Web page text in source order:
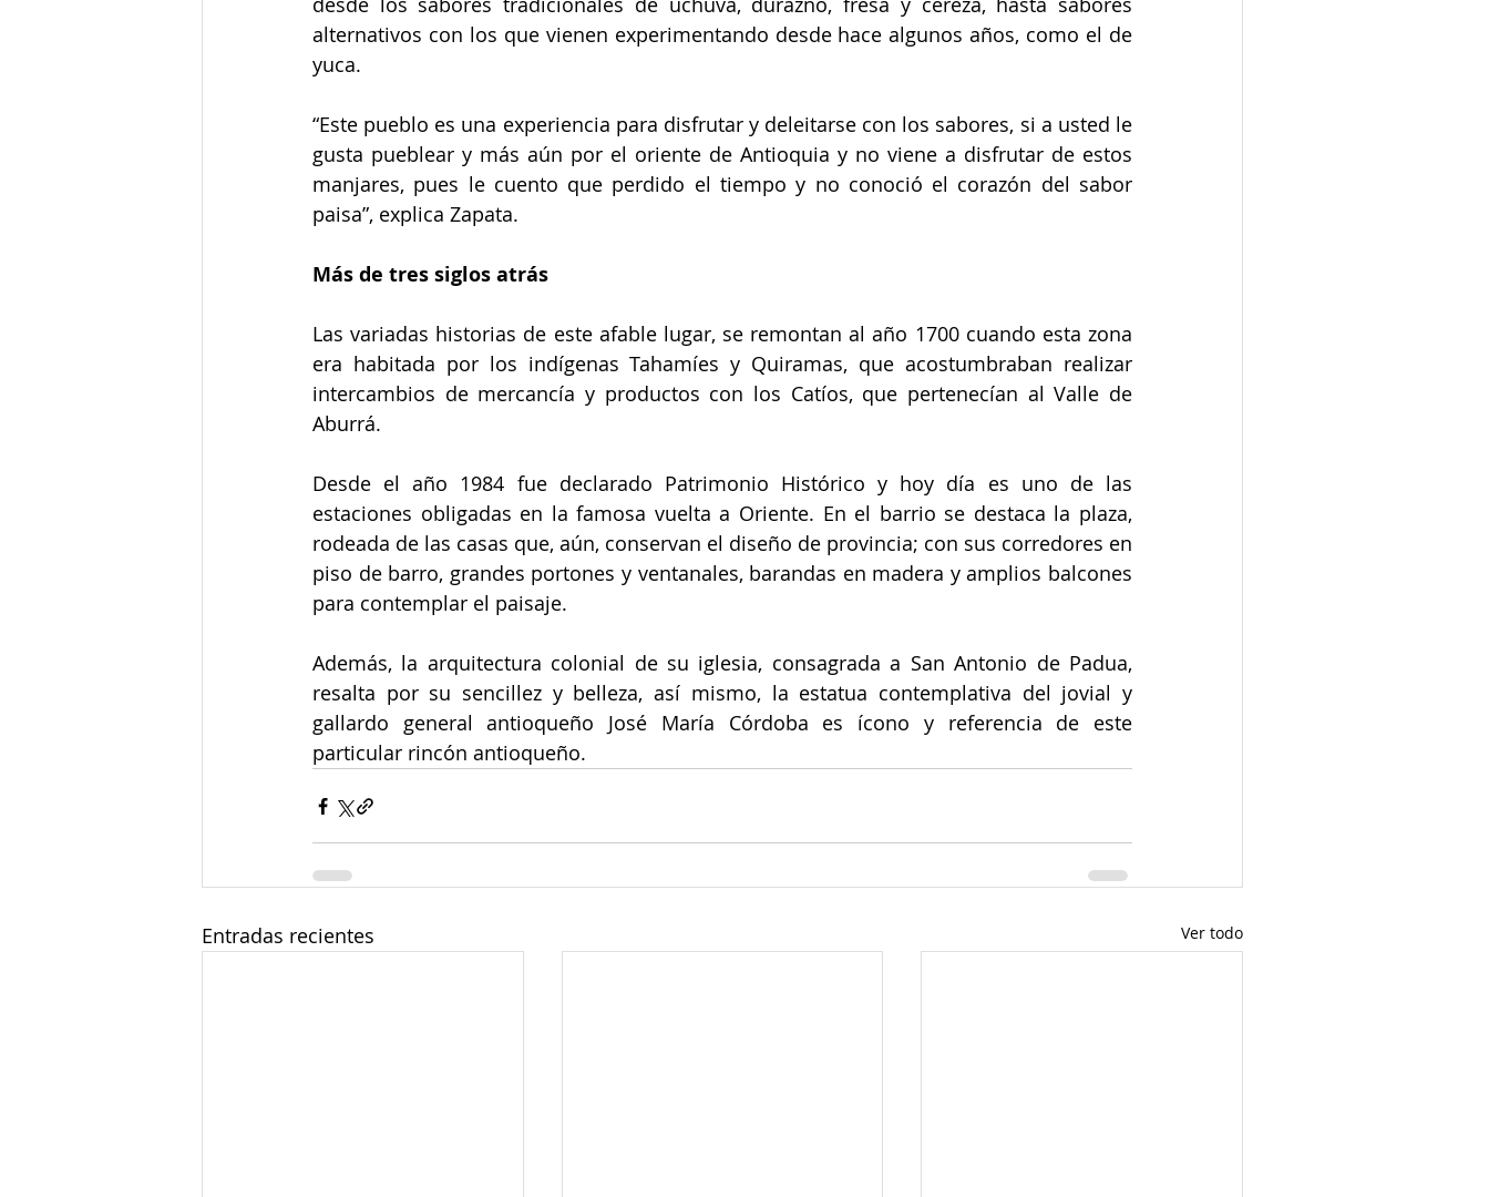
alternativos con los que vienen experimentando desde hace algunos años, como el de
yuca.
“Este pueblo es una experiencia para disfrutar y deleitarse con los sabores, si a usted le
gusta pueblear y más aún por el oriente de Antioquia y no viene a disfrutar de estos
manjares, pues le cuento que perdido el tiempo y no conoció el corazón del sabor
paisa”, explica Zapata.
Más de tres siglos atrás
Las variadas historias de este afable lugar, se remontan al año 1700 cuando esta zona
era habitada por los indígenas Tahamíes y Quiramas, que acostumbraban realizar
intercambios de mercancía y productos con los Catíos, que pertenecían al Valle de
Aburrá.
Desde el año 1984 fue declarado Patrimonio Histórico y hoy día es uno de las
estaciones obligadas en la famosa vuelta a Oriente. En el barrio se destaca la plaza,
rodeada de las casas que, aún, conservan el diseño de provincia; con sus corredores en
piso de barro, grandes portones y ventanales, barandas en madera y amplios balcones
para contemplar el paisaje.
Además, la arquitectura colonial de su iglesia, consagrada a San Antonio de Padua,
resalta por su sencillez y belleza, así mismo, la estatua contemplativa del jovial y
gallardo general antioqueño José María Córdoba es ícono y referencia de este
particular rincón antioqueño.
Entradas recientes Ver todo